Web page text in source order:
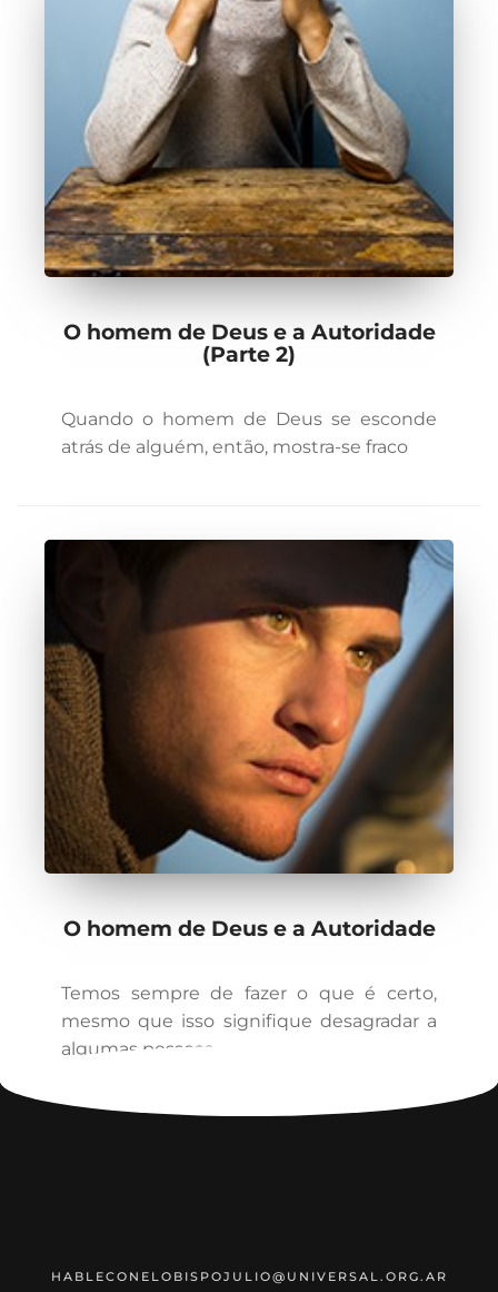
O homem de Deus e a Autoridade
(Parte 2)
Quando o homem de Deus se esconde
atrás de alguém, então, mostra-se fraco
O homem de Deus e a Autoridade
Temos sempre de fazer o que é certo,
mesmo que isso signifique desagradar a
algumas pessoas
HABLECONELOBISPOJULIO@UNIVERSAL.ORG.AR